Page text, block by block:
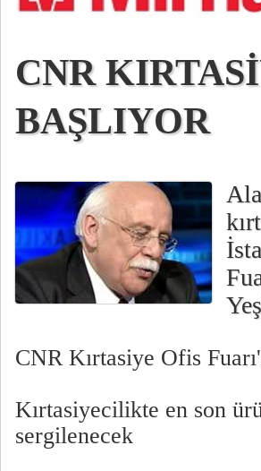
CNR
BAŞLIYOR
CNR Kırtasiye Ofis
Kırtasiyecilikte en son
sergilenecek